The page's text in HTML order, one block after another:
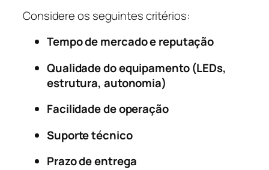
Considere os seguintes critérios:
Tempo de mercado e reputação
Qualidade do equipamento (LEDs,
estrutura, autonomia)
Facilidade de operação
Suporte técnico
Prazo de entrega